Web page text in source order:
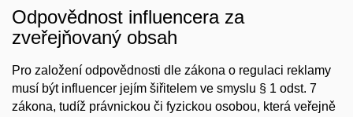
Odpovědnost influencera za
zveřejňovaný obsah
Pro založení odpovědnosti dle zákona o regulaci reklamy
musí být influencer jejím šiřitelem ve smyslu § 1 odst. 7
zákona, tudíž právnickou či fyzickou osobou, která veřejně